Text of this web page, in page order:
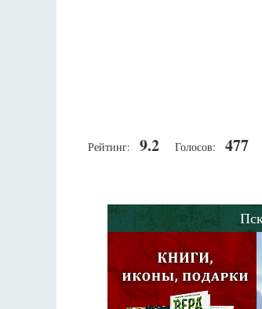
Рейтинг: 9.2 Голосов: 477